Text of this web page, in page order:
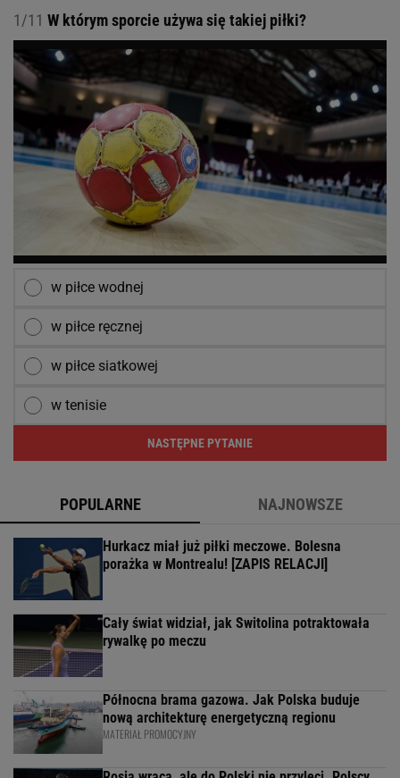
1/11 W którym sporcie używa się takiej piłki?
w piłce wodnej
w piłce ręcznej
w piłce siatkowej
w tenisie
NASTĘPNE PYTANIE
POPULARNE NAJNOWSZE
Hurkacz miał już piłki meczowe. Bolesna
porażka w Montrealu! [ZAPIS RELACJI]
Cały świat widział, jak Switolina potraktowała
rywalkę po meczu
Północna brama gazowa. Jak Polska buduje
nową architekturę energetyczną regionu
MATERIAŁ PROMOCYJNY